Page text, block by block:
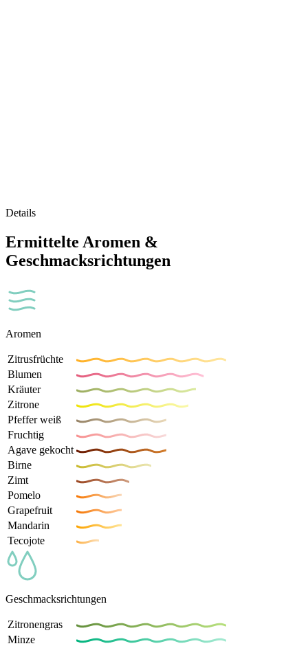
Details
Ermittelte Aromen &
Geschmacksrichtungen
Aromen
Zitrusfrüchte
Blumen
Kräuter
Zitrone
Pfeffer weiß
Fruchtig
Agave gekocht
Birne
Zimt
Pomelo
Grapefruit
Mandarin
Tecojote
Geschmacksrichtungen
Zitronengras
Minze